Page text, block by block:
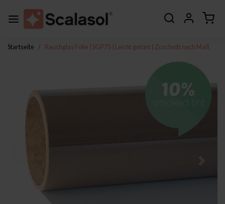
Startseite Rauchglas Folie | SGP75 | Leicht getönt | Zuschnitt nach Maß
Zurück